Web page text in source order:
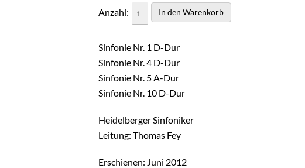
Anzahl:
Sinfonie Nr. 1 D-Dur
Sinfonie Nr. 4 D-Dur
Sinfonie Nr. 5 A-Dur
Sinfonie Nr. 10 D-Dur
Heidelberger Sinfoniker
Leitung: Thomas Fey
Erschienen: Juni 2012